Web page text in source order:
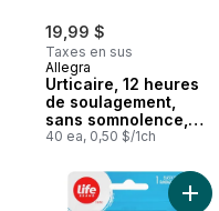
19,99 $
Taxes en sus
Allegra
Urticaire, 12 heures
de soulagement,
sans somnolence,
60 mg de
fexofénadine
antihistaminique
40 ea, 0,50 $/1ch